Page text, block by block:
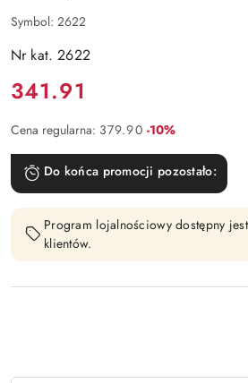
Symbol: 2622
Nr kat. 2622
Cena:
341.91
Cena regularna: 379.90 Rabat:
-10%
Do końca promocji pozostało:
Program lojalnościowy dostępny
klientów.